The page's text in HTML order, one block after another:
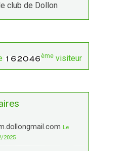
club de Dollon
ème visiteur
Le
2025